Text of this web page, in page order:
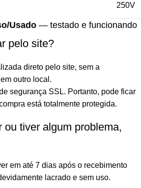
250V
Usado — testado e funcionando
pelo site?
direto pelo site, sem a
outro local.
segurança SSL. Portanto, pode ficar
está totalmente protegida.
ou tiver algum problema,
em até 7 dias após o recebimento
lacrado e sem uso.